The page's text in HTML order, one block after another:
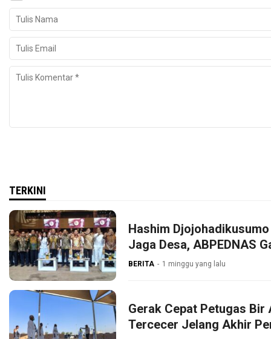
TERKINI
Hashim
Jaga Desa, ABPEDNAS
BERITA 1 minggu yang lalu
Gerak Cepat Petugas
Tercecer Jelang Akhir